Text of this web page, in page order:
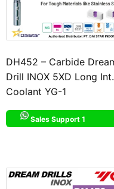
DH452 – Carbide
Drill INOX 5XD Long Int.
Coolant YG-1
Sales Support 1